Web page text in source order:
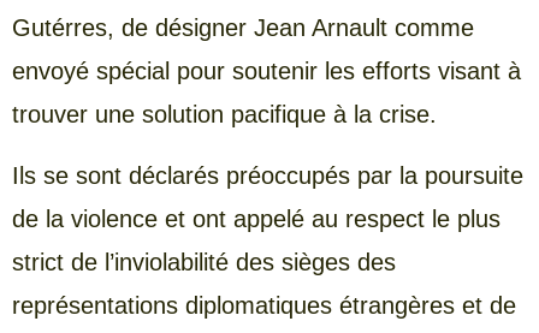
Gutérres, de désigner Jean Arnault comme
envoyé spécial pour soutenir les efforts visant à
trouver une solution pacifique à la crise.
Ils se sont déclarés préoccupés par la poursuite
de la violence et ont appelé au respect le plus
strict de l’inviolabilité des sièges des
représentations diplomatiques étrangères et de